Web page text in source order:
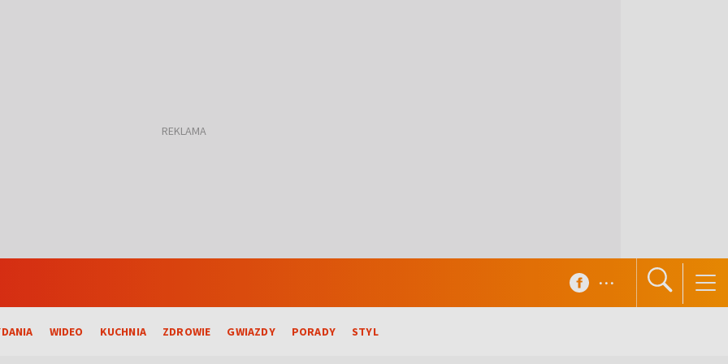
WIDEO KUCHNIA ZDROWIE GWIAZDY PORADY STYL
...